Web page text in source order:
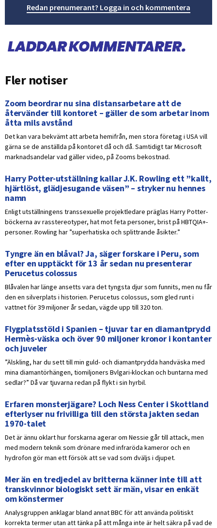
Redan prenumerant? Logga in och kommentera
Fler notiser
Zoom beordrar nu sina distansarbetare att de
återvänder till kontoret – gäller de som arbetar inom
åtta mils avstånd
Det kan vara bekvämt att arbeta hemifrån, men stora företag i USA vill
gärna se de anställda på kontoret då och då. Samtidigt tar Microsoft
marknadsandelar vad gäller video, på Zooms bekostnad.
Harry Potter-utställning kallar J.K. Rowling ett ”kallt,
hjärtlöst, glädjesugande väsen” – stryker nu hennes
namn
Enligt utställningens transsexuelle projektledare präglas Harry Potter-
böckerna av rasstereotyper, hat mot feta personer, brist på HBTQIA+-
personer. Rowling har ”superhatiska och splittrande åsikter.”
Tyngre än en blåval? Ja, säger forskare i Peru, som
efter en upptäckt för 13 år sedan nu presenterar
Perucetus colossus
Blåvalen har länge ansetts vara det tyngsta djur som funnits, men nu får
den en silverplats i historien. Perucetus colossus, som gled runt i
vattnet för 39 miljoner år sedan, vägde upp till 320 ton.
Flygplatsstöld i Spanien – tjuvar tar en diamantprydd
Hermès-väska och över 90 miljoner kronor i kontanter
och juveler
”Älskling, har du sett till min guld- och diamantprydda handväska med
mina diamantörhängen, tiomiljoners Bvlgari-klockan och buntarna med
sedlar?” Då var tjuvarna redan på flykt i sin hyrbil.
Erfaren monsterjägare? Loch Ness Center i Skottland
efterlyser nu frivilliga till den största jakten sedan
1970-talet
Det är ännu oklart hur forskarna agerar om Nessie går till attack, men
med modern teknik som drönare med infraröda kameror och en
hydrofon gör man ett försök att se vad som dväljs i djupet.
Mer än en tredjedel av britterna känner inte till att
transkvinnor biologiskt sett är män, visar en enkät
om könstermer
Analysgruppen anklagar bland annat BBC för att använda politiskt
korrekta termer utan att tänka på att många inte är helt säkra på vad de